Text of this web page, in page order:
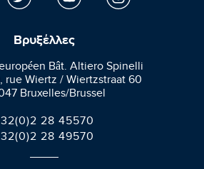
Βρυξέλλες
Bât. Altiero Spinelli
rue Wiertz / Wiertzstraat 60
Bruxelles/Brussel
28 45570
28 49570